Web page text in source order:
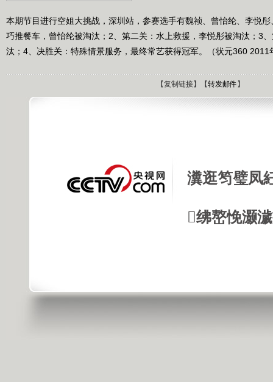
本期节目进行空姐大挑战，深圳站，参赛选手有魏祯、曾怡纶、李悦
巧推餐车，曾怡纶被淘汰；2、第二关：水上救援，李悦彤被淘汰；3
汰；4、决胜关：特殊情景服务，最终常艺获得冠军。（状元360 2011
【复制链接】【转发邮件 】
瀵逛笉璧凤
绋嶅悗灏